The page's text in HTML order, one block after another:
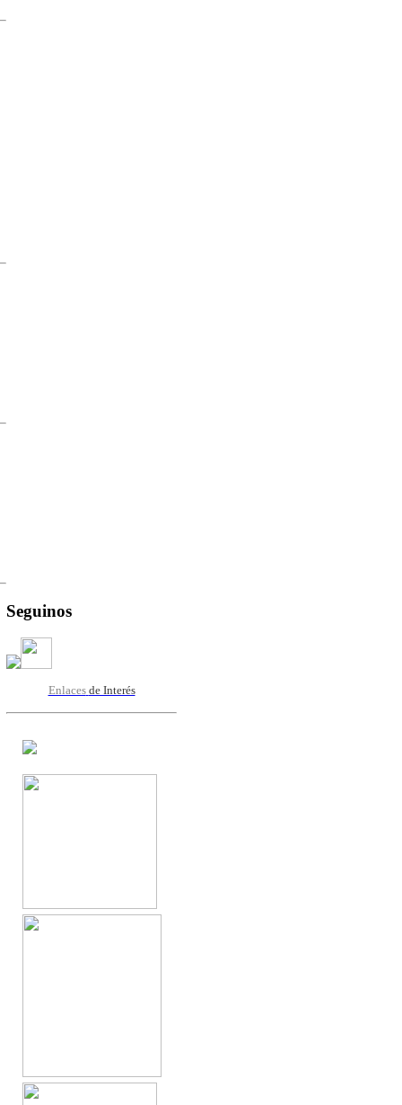
Seguinos
Enlaces de Interés